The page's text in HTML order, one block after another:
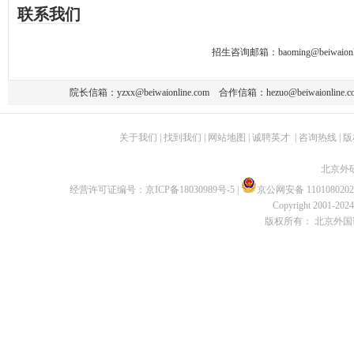
联系我们
招生咨询邮箱：
院长信箱： yzxx@beiwaionline.com 合作信箱：
关于我们 找到我们 网站地图 诚聘英才| 咨询热线|
北京外
经营许可证编号： 京ICP备18030989号-5
京公网安备
Copyright 2001-
版权所有： 北京外